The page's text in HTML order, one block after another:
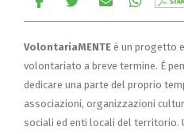
VolontariaMENTE è un progetto
volontariato a breve termine. È
dedicare una parte del proprio
associazioni, organizzazioni
sociali ed enti locali del territorio.